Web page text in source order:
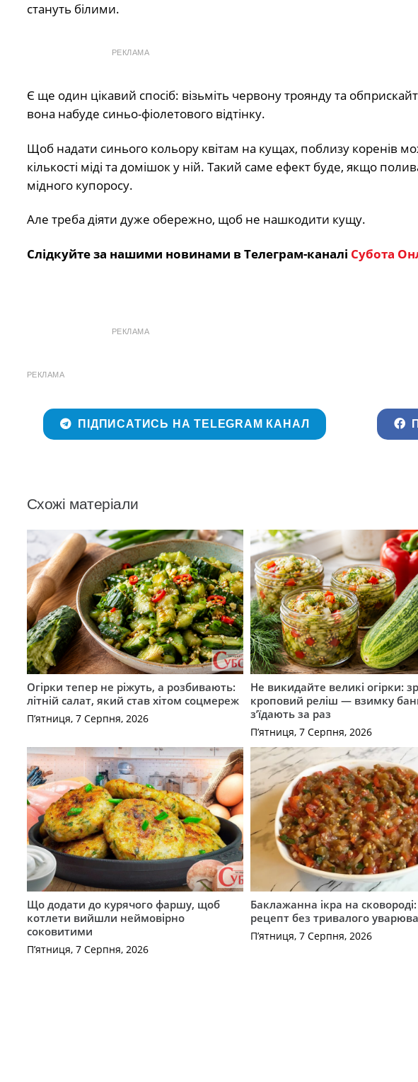
стануть білими.
РЕКЛАМА
Є ще один цікавий спосіб: візьміть червону троянду та
вона набуде синьо-фіолетового відтінку.
Щоб надати синього кольору квітам на кущах, поблизу коренів
кількості міді та домішок у ній. Такий саме ефект буде, якщо
мідного купоросу.
Але треба діяти дуже обережно, щоб не нашкодити кущу.
Слідкуйте за нашими новинами в Телеграм-каналі Субота
РЕКЛАМА
РЕКЛАМА
ПІДПИСАТИСЬ НА TELEGRAM КАНАЛ
Схожі матеріали
Огірки тепер не ріжуть, а розбивають:
літній салат, який став хітом соцмереж
П’ятниця, 7 Серпня, 2026
Не викидайте великі огірки:
кроповий реліш — взимку
з’їдають за раз
П’ятниця, 7 Серпня, 2026
Що додати до курячого фаршу, щоб
котлети вийшли неймовірно
соковитими
П’ятниця, 7 Серпня, 2026
Баклажанна ікра на
рецепт без тривалого
П’ятниця, 7 Серпня, 2026